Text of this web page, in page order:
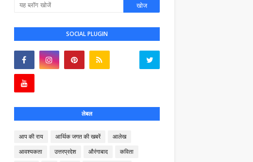
SOCIAL PLUGIN
लेबल
आप की राय आर्थिक जगत की खबरें
आलेख
आवश्यकता
उत्तरप्रदेश औरंगाबाद
कविता